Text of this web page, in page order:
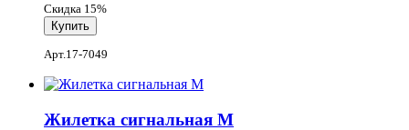
Скидка 15%
Арт.17-7049
Жилетка сигнальная М